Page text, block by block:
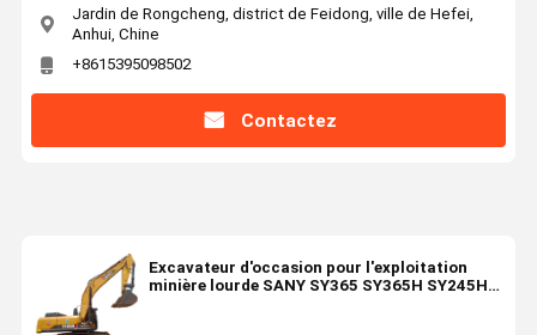
Jardin de Rongcheng, district de Feidong, ville de Hefei,
Anhui, Chine
+8615395098502
Contactez
Excavateur d'occasion pour l'exploitation
minière lourde SANY SY365 SY365H SY245H